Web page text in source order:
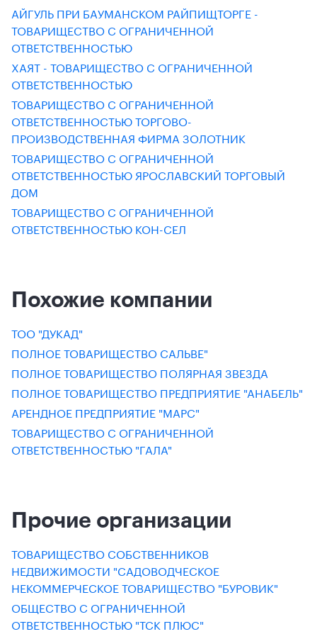
АЙГУЛЬ ПРИ БАУМАНСКОМ РАЙПИЩТОРГЕ -
ТОВАРИЩЕСТВО С ОГРАНИЧЕННОЙ
ОТВЕТСТВЕННОСТЬЮ
ХАЯТ - ТОВАРИЩЕСТВО С ОГРАНИЧЕННОЙ
ОТВЕТСТВЕННОСТЬЮ
ТОВАРИЩЕСТВО С ОГРАНИЧЕННОЙ
ОТВЕТСТВЕННОСТЬЮ ТОРГОВО-
ПРОИЗВОДСТВЕННАЯ ФИРМА ЗОЛОТНИК
ТОВАРИЩЕСТВО С ОГРАНИЧЕННОЙ
ОТВЕТСТВЕННОСТЬЮ ЯРОСЛАВСКИЙ ТОРГОВЫЙ
ДОМ
ТОВАРИЩЕСТВО С ОГРАНИЧЕННОЙ
ОТВЕТСТВЕННОСТЬЮ КОН-СЕЛ
Похожие компании
ТОО "ДУКАД"
ПОЛНОЕ ТОВАРИЩЕСТВО САЛЬВЕ"
ПОЛНОЕ ТОВАРИЩЕСТВО ПОЛЯРНАЯ ЗВЕЗДА
ПОЛНОЕ ТОВАРИЩЕСТВО ПРЕДПРИЯТИЕ "АНАБЕЛЬ"
АРЕНДНОЕ ПРЕДПРИЯТИЕ "МАРС"
ТОВАРИЩЕСТВО С ОГРАНИЧЕННОЙ
ОТВЕТСТВЕННОСТЬЮ "ГАЛА"
Прочие организации
ТОВАРИЩЕСТВО СОБСТВЕННИКОВ
НЕДВИЖИМОСТИ "САДОВОДЧЕСКОЕ
НЕКОММЕРЧЕСКОЕ ТОВАРИЩЕСТВО "БУРОВИК"
ОБЩЕСТВО С ОГРАНИЧЕННОЙ
ОТВЕТСТВЕННОСТЬЮ "ТСК ПЛЮС"